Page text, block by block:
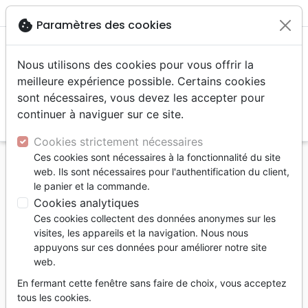
menu
Accueil Jeunesse Bibles jeunesse
Bibles jeunesse
Filtrer tune
cookie Paramètres des cookies
Nous utilisons des cookies pour vous offrir la
meilleure expérience possible. Certains cookies
sont nécessaires, vous devez les accepter pour
continuer à naviguer sur ce site.
Cookies strictement nécessaires
Ces cookies sont nécessaires à la fonctionnalité du site
web. Ils sont nécessaires pour l'authentification du client,
le panier et la commande.
Cookies analytiques
Ces cookies collectent des données anonymes sur les
visites, les appareils et la navigation. Nous nous
appuyons sur ces données pour améliorer notre site
web.
En fermant cette fenêtre sans faire de choix, vous acceptez
tous les cookies.